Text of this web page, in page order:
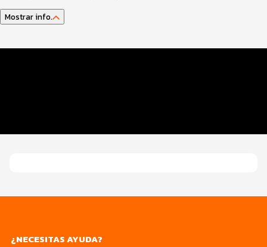
Mostrar info.
¿NECESITAS AYUDA?